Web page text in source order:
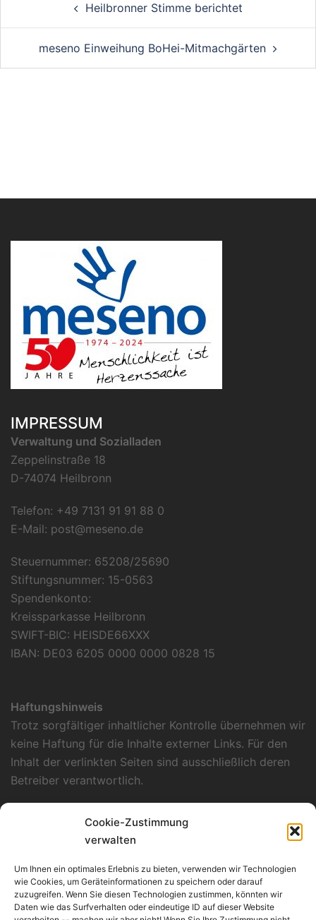
Cookie-Zustimmung
verwalten
Um Ihnen ein optimales Erlebnis zu bieten, verwenden wir Technologien
wie Cookies, um Geräteinformationen zu speichern oder darauf
zuzugreifen. Wenn Sie diesen Technologien zustimmen, könnten wir
Daten wie das Surfverhalten oder eindeutige ID auf dieser Website
navigation Heilbronner Stimme berichtet
meseno Einweihung BoHei-Mitmachgärten
IMPRESSUM
Verwaltung und Sozialladen
Zeppelinstraße 18
D-74074 Heilbronn
Telefon: +49 7131 91 91 88 0
E-Mail: post@meseno.de
Steuernummer: 65208/25690
Stiftungsnummer: 15-0563
Spendenkonto:
Kreissparkasse Heilbronn
SWIFT-BIC: HEISDE66XXX
IBAN: DE03 6205 0000 0000 0828 15
Haftungshinweis
Trotz sorgfältiger inhaltlicher Kontrolle übernehmen wir
keine Haftung für die Inhalte externer Links. Für den
Inhalt der verlinkten Seiten sind ausschließlich deren
Betreiber verantwortlich.
Unsere Datenschutzerklärung finden Sie
Verantwortlich für Konzept, Layout und
Programmierung
Kümmerle Consulting